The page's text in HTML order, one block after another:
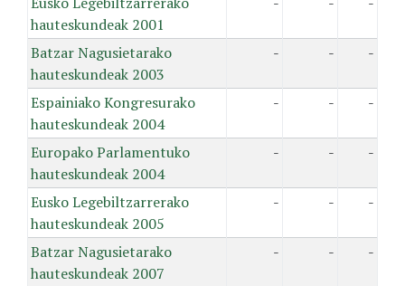
hauteskundeak 2001
Batzar Nagusietarako
hauteskundeak 2003
- - -
Espainiako Kongresurako
hauteskundeak 2004
- - -
Europako Parlamentuko
hauteskundeak 2004
- - -
Eusko Legebiltzarrerako
hauteskundeak 2005
- - -
Batzar Nagusietarako
hauteskundeak 2007
- - -